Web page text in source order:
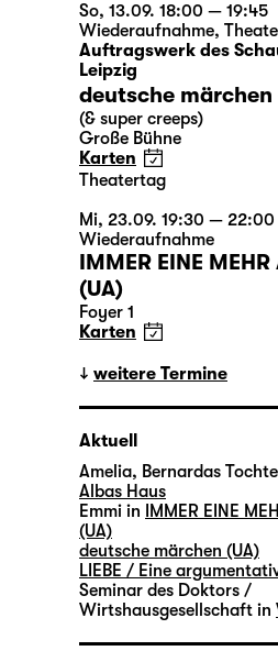
So, 13.09. 18:00 — 19:45
Wiederaufnahme,
Auftragswerk des
Leipzig
deutsche märchen
(& super creeps)
Große Bühne
Karten
Theatertag
Mi, 23.09. 19:30 — 22:00
Wiederaufnahme
IMMER EINE MEHR
(UA)
Foyer 1
Karten
weitere Termine
Aktuell
Amelia, Bernardas
Albas Haus
Emmi in
IMMER EINE
(UA)
deutsche märchen (UA)
LIEBE / Eine
Seminar des Doktors /
Wirtshausgesellschaft in